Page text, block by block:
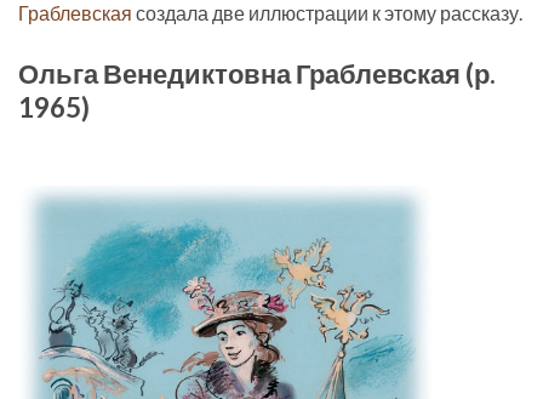
Граблевская создала две иллюстрации к этому рассказу.
Ольга Венедиктовна Граблевская (р.
1965)